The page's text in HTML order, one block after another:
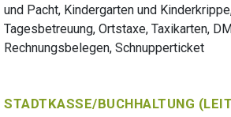
und Pacht, Kindergarten und
Tagesbetreuung, Ortstaxe, Taxikarten,
Rechnungsbelegen, Schnupperticket
STADTKASSE/BUCHHALTUNG